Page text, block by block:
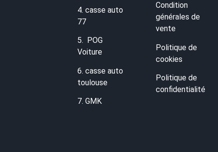
4.casse auto
77
5.
POG
Voiture
6.casse auto
toulouse
7.GMK
Condition
générales de
vente
Politique de
cookies
Politique de
confidentialité